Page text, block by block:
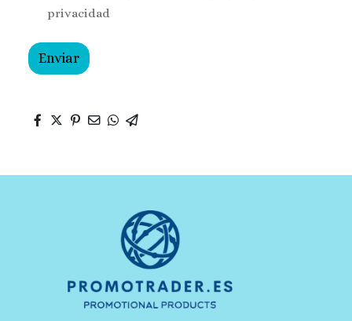
privacidad
Enviar